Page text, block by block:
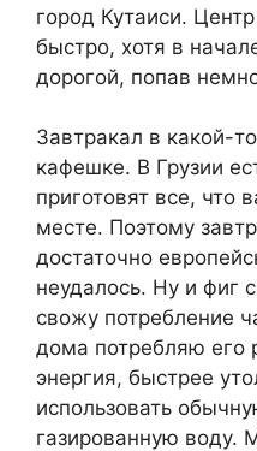
город Кутаиси.
быстро, хотя в
дорогой, попав
Завтракал в какой-
кафешке. В Грузии
приготовят все, что
месте. Поэтому
достаточно
неудалось. Ну и фиг
свожу потребление
дома потребляю его
энергия, быстрее
использовать
газированную воду.